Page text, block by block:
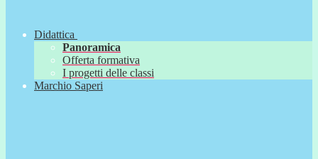
Didattica
Panoramica
Offerta formativa
I progetti delle classi
Marchio Saperi